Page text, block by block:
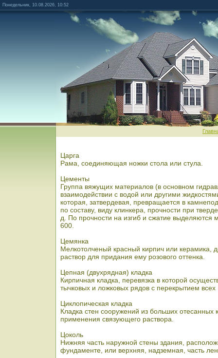
Понедельник, 10.08.2026, 10:52
Царга
Рама, соединяющая ножки стола или стула.
Цементы
Группа вяжущих материалов (в основном
взаимодействии с водой или другими
которая, затвердевая, превращается в
по составу, виду клинкера, прочности при
д. По прочности на изгиб и сжатие выделяются
600.
Цемянка
Мелкотолченый красный кирпич или керамика,
раствор для придания ему розового оттенка.
Цепная (двухрядная) кладка
Кирпичная кладка, перевязка в которой
тычковых и ложковых рядов с перекрытием
Циклопическая кладка
Кладка стен сооружений из больших отесанных
применения связующего раствора.
Цоколь
Нижняя часть наружной стены здания,
фундаменте, или верхняя, надземная, часть